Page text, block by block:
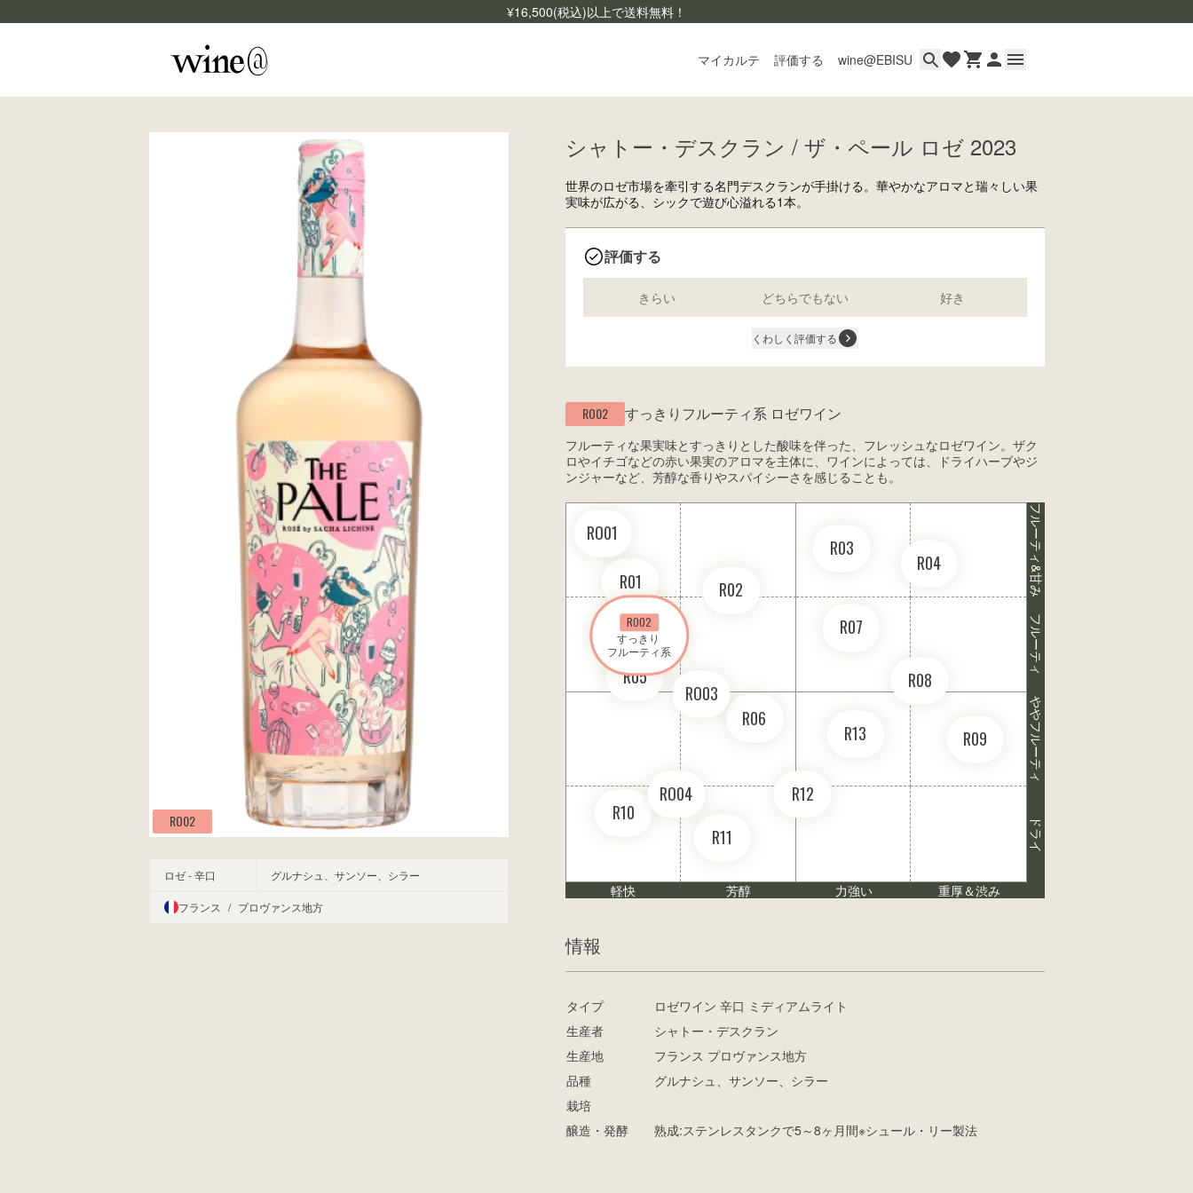
¥16,500(税込)以上で送料無料！
マイカルテ 評価する wine@EBISU
マイカルテ
評価する
wine@EBISU
商品検索
ログイン
よくあるご質問
お問い合わせ
wine@とは
RO02
ロゼ - 辛口 グルナシュ、サンソー、シラー
フランス / プロヴァンス地方
シャトー・デスクラン / ザ・ペール ロゼ 2023
世界のロゼ市場を牽引する名門デスクランが手掛ける。華やかなアロマと瑞々しい果
実味が広がる、シックで遊び心溢れる1本。
評価する
きらい どちらでもない 好き
くわしく評価する
RO02 すっきりフルーティ系 ロゼワイン
フルーティな果実味とすっきりとした酸味を伴った、フレッシュなロゼワイン。ザク
ロやイチゴなどの赤い果実のアロマを主体に、ワインによっては、ドライハーブやジ
ンジャーなど、芳醇な香りやスパイシーさを感じることも。
R01 R02
R03
R04
R05
R06
R07
R08
R09
R10
R11
R12
R13
RO01
RO02
すっきり
フルーティ系
RO03
RO04
フルーティ&甘み
フルーティ
ややフルーティ
ドライ
軽快 芳醇 力強い 重厚＆渋み
情報
タイプ
ロゼワイン 辛口 ミディアムライト
生産者
シャトー・デスクラン
生産地
フランス プロヴァンス地方
品種
グルナシュ、サンソー、シラー
栽培
醸造・発酵
熟成:ステンレスタンクで5～8ヶ月間※シュール・リー製法